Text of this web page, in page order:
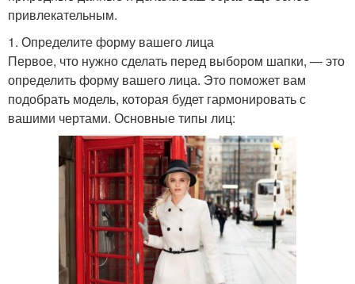
привлекательным.
1. Определите форму вашего лица
Первое, что нужно сделать перед выбором шапки, — это
определить форму вашего лица. Это поможет вам
подобрать модель, которая будет гармонировать с
вашими чертами. Основные типы лиц: